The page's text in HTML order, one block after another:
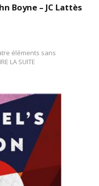
Boyne – JC Lattès
éléments sans
LA SUITE